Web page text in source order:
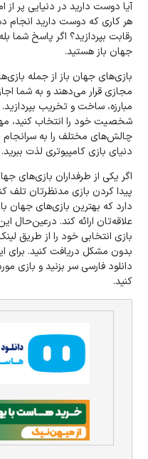
آیا دوست دارید در دنیایی پر از
هر کاری که دوست دارید انجام
رقابت بپردازید؟ اگر پاسخ شما
جهان باز هستید.
بازی‌های جهان باز از جمله
مجازی قرار می‌دهند و به شما
مبارزه، ساخت و تخریب
شخصیت خود را انتخاب کنید،
چالش‌های مختلف را به سرانجام
دنیای بازی کامپیوتری لذت ببرید.
اگر یکی از طرفداران بازی‌های
پیدا کردن بازی مد‌نظرتان تلف
دارد که بهترین بازی‌های جهان
علاقه‌تان ارائه کند. در‌عین‌حال
بازی انتخابی خود را از طریق
بدون مشکل دریافت کنید. برای
دانلود فارسی سر بزنید و بازی
کنید.